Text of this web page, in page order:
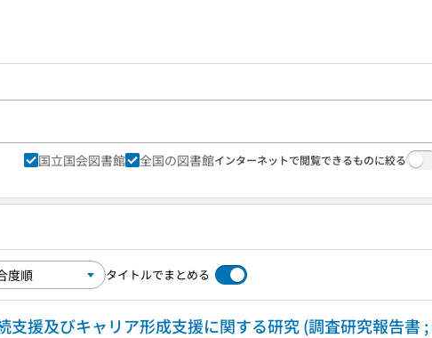
国立国会図書館 全国の図書館インターネットで閲覧できるものに絞る
タイトルでまとめる
支援及びキャリア形成支援に関する研究 (調査研究報告書